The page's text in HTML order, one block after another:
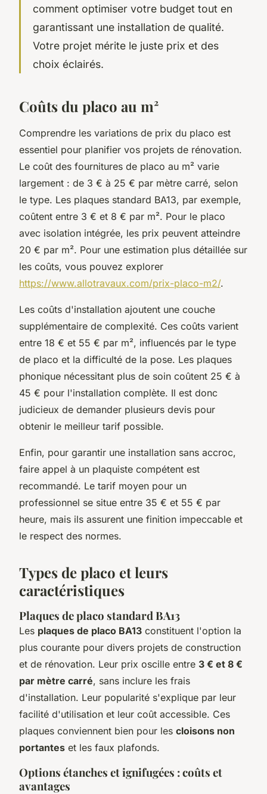
comment optimiser votre budget tout en
garantissant une installation de qualité.
Votre projet mérite le juste prix et des
choix éclairés.
Coûts du placo au m²
Comprendre les variations de prix du placo est
essentiel pour planifier vos projets de rénovation.
Le coût des fournitures de placo au m² varie
largement : de 3 € à 25 € par mètre carré, selon
le type. Les plaques standard BA13, par exemple,
coûtent entre 3 € et 8 € par m². Pour le placo
avec isolation intégrée, les prix peuvent atteindre
20 € par m². Pour une estimation plus détaillée sur
les coûts, vous pouvez explorer
https://www.allotravaux.com/prix-placo-m2/.
Les coûts d'installation ajoutent une couche
supplémentaire de complexité. Ces coûts varient
entre 18 € et 55 € par m², influencés par le type
de placo et la difficulté de la pose. Les plaques
phonique nécessitant plus de soin coûtent 25 € à
45 € pour l'installation complète. Il est donc
judicieux de demander plusieurs devis pour
obtenir le meilleur tarif possible.
Enfin, pour garantir une installation sans accroc,
faire appel à un plaquiste compétent est
recommandé. Le tarif moyen pour un
professionnel se situe entre 35 € et 55 € par
heure, mais ils assurent une finition impeccable et
le respect des normes.
Types de placo et leurs
caractéristiques
Plaques de placo standard BA13
Les plaques de placo BA13 constituent l'option la
plus courante pour divers projets de construction
et de rénovation. Leur prix oscille entre 3 € et 8 €
par mètre carré, sans inclure les frais
d'installation. Leur popularité s'explique par leur
facilité d'utilisation et leur coût accessible. Ces
plaques conviennent bien pour les cloisons non
portantes et les faux plafonds.
Options étanches et ignifugées : coûts et
avantages